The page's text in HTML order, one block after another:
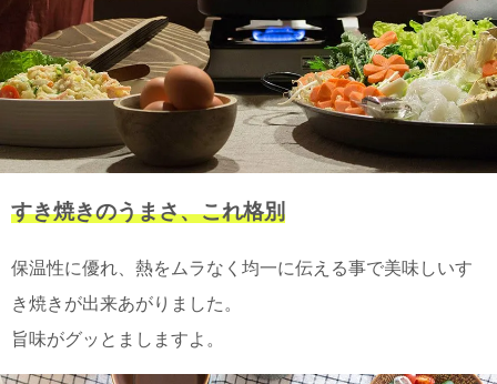
電話で問合
せ
095-895-
12:00~19:00
配送
宅急
便 792
円 北
海道
すき焼きのうまさ、これ格別
保温性に優れ、熱をムラなく均一に伝える事で美味しいす
き焼きが出来あがりました。
旨味がグッとましますよ。